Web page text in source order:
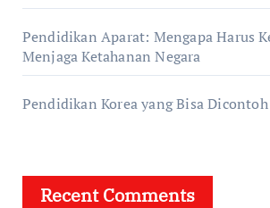
Pendidikan Aparat: Mengapa Harus
Menjaga Ketahanan Negara
Pendidikan Korea yang Bisa
Recent Comments